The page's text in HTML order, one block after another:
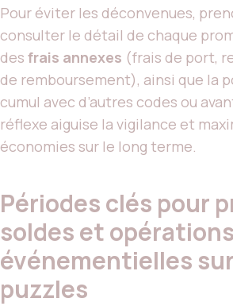
Pour éviter les déconvenues,
consulter le détail de chaque
des frais annexes (frais de port,
de remboursement), ainsi que la
cumul avec d’autres codes ou
réflexe aiguise la vigilance et
économies sur le long terme.
Périodes clés pour
soldes et opérations
événementielles
puzzles